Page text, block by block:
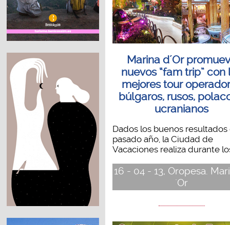
Marina d´Or
nuevos “fam trip” con
mejores tour
búlgaros, rusos,
ucranianos
Dados los buenos resultados
pasado año, la Ciudad de
Vacaciones realiza durante
16 - 04 - 13, Oropesa.
´Or